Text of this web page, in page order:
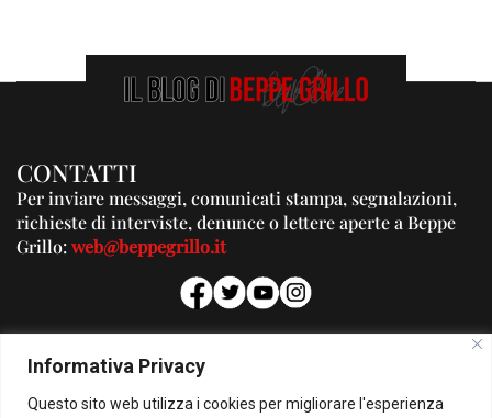
Informativa Privacy
Questo sito web utilizza i cookies per migliorare l'esperienza
CONTATTI
Per inviare messaggi, comunicati stampa, segnalazioni,
richieste di interviste, denunce o lettere aperte a Beppe
Grillo:web@beppegrillo.it
PUBBLICITA'
Per la tua pubblicità su questo Blog:
pubblicita@beppegrillo.it